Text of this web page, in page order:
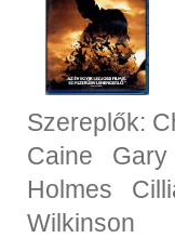
Szereplők:
Caine
Gary
Holmes
Wilkinson